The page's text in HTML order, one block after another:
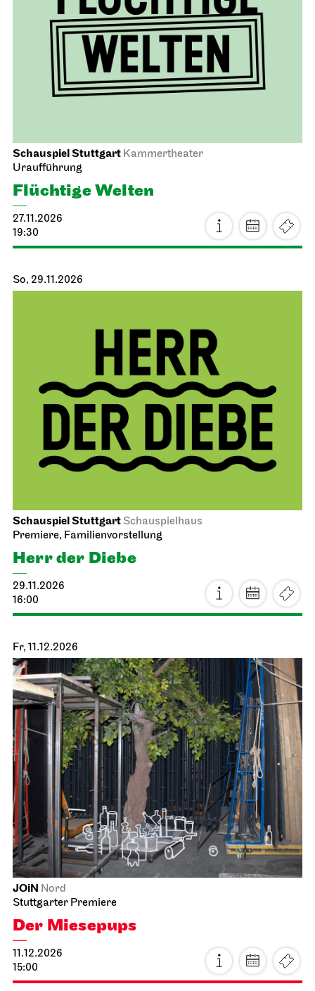
Schauspiel Stuttgart Kammertheater
Uraufführung
Flüchtige Welten
27.11.2026
19:30
So, 29.11.2026
Schauspiel Stuttgart Schauspielhaus
Premiere, Familienvorstellung
Herr der Diebe
29.11.2026
16:00
Fr, 11.12.2026
JOiN Nord
Stuttgarter Premiere
Der Miesepups
11.12.2026
15:00